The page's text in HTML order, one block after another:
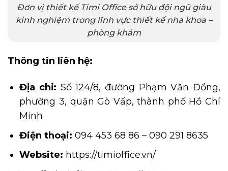
Đơn vị thiết kế Timi Office sở hữu đội ngũ giàu
kinh nghiệm trong lĩnh vực thiết kế nha khoa –
phòng khám
Thông tin liên hệ:
Địa chỉ: Số 124/8, đường Phạm Văn Đồng,
phường 3, quận Gò Vấp, thành phố Hồ Chí
Minh
Điện thoại: 094 453 68 86 – 090 291 8635
Website: https://timioffice.vn/